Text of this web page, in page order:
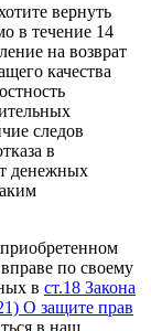
вернуть
в течение 14
на возврат
качества
следов
в
денежных
по своему
в ст.18 Закона
О защите прав
в наш